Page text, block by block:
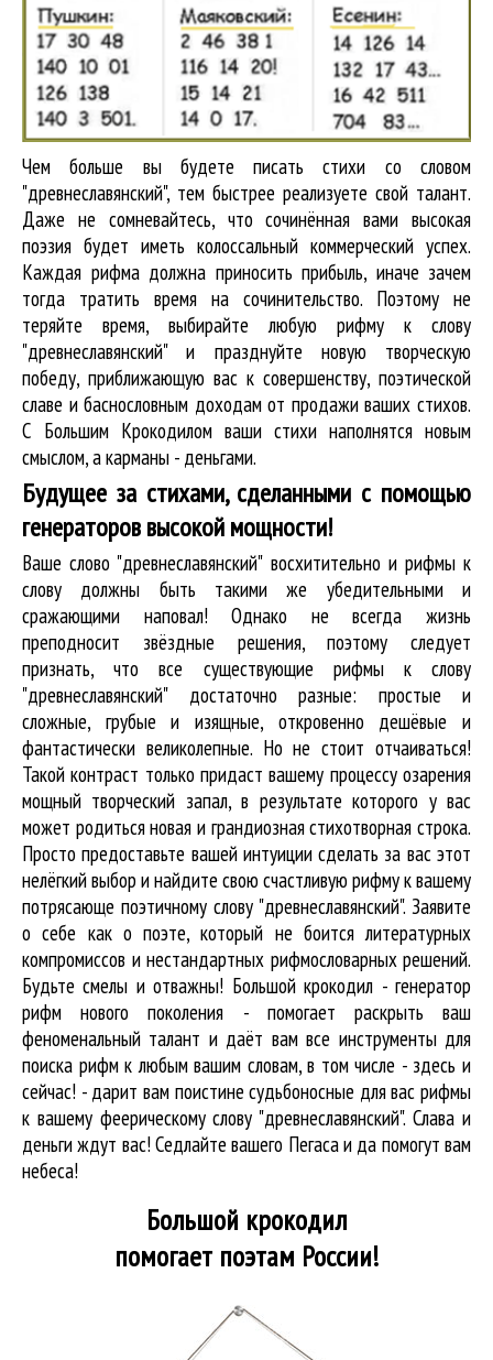
Чем больше вы будете писать стихи со словом
"древнеславянский", тем быстрее реализуете свой талант.
Даже не сомневайтесь, что сочинённая вами высокая
поэзия будет иметь колоссальный коммерческий успех.
Каждая рифма должна приносить прибыль, иначе зачем
тогда тратить время на сочинительство. Поэтому не
теряйте время, выбирайте любую рифму к слову
"древнеславянский" и празднуйте новую творческую
победу, приближающую вас к совершенству, поэтической
славе и баснословным доходам от продажи ваших стихов.
С Большим Крокодилом ваши стихи наполнятся новым
смыслом, а карманы - деньгами.
Будущее за стихами, сделанными с помощью
генераторов высокой мощности!
Ваше слово "древнеславянский" восхитительно и рифмы к
слову должны быть такими же убедительными и
сражающими наповал! Однако не всегда жизнь
преподносит звёздные решения, поэтому следует
признать, что все существующие рифмы к слову
"древнеславянский" достаточно разные: простые и
сложные, грубые и изящные, откровенно дешёвые и
фантастически великолепные. Но не стоит отчаиваться!
Такой контраст только придаст вашему процессу озарения
мощный творческий запал, в результате которого у вас
может родиться новая и грандиозная стихотворная строка.
Просто предоставьте вашей интуиции сделать за вас этот
нелёгкий выбор и найдите свою счастливую рифму к вашему
потрясающе поэтичному слову "древнеславянский". Заявите
о себе как о поэте, который не боится литературных
компромиссов и нестандартных рифмословарных решений.
Будьте смелы и отважны! Большой крокодил - генератор
рифм нового поколения - помогает раскрыть ваш
феноменальный талант и даёт вам все инструменты для
поиска рифмк любым вашим словам, в том числе - здесь и
сейчас! - дарит вам поистине судьбоносные для вас рифмы
к вашему феерическому слову "древнеславянский". Слава и
деньги ждут вас! Седлайте вашего Пегаса и да помогут вам
небеса!
Большой крокодил
помогает поэтам России!